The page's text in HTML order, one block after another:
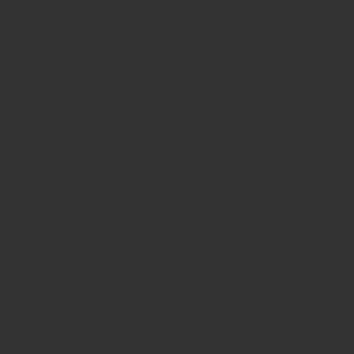
und Service. Coperion entwirft, entwickelt,